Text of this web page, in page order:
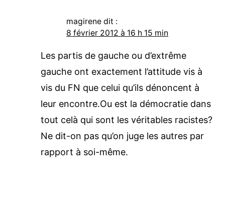
magirene dit :
8 février 2012 à 16 h 15 min
Les partis de gauche ou d’extrême
gauche ont exactement l’attitude vis à
vis du FN que celui qu’ils dénoncent à
leur encontre.Ou est la démocratie dans
tout celà qui sont les véritables racistes?
Ne dit-on pas qu’on juge les autres par
rapport à soi-même.